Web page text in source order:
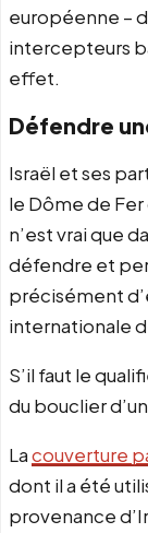
européenne –
intercepteurs
effet.
Défendre
Israël et ses
le Dôme de
n’est vrai que
défendre et
précisément
internationale
S’il faut le
du bouclier
Lacouverture
dont il a été
provenance